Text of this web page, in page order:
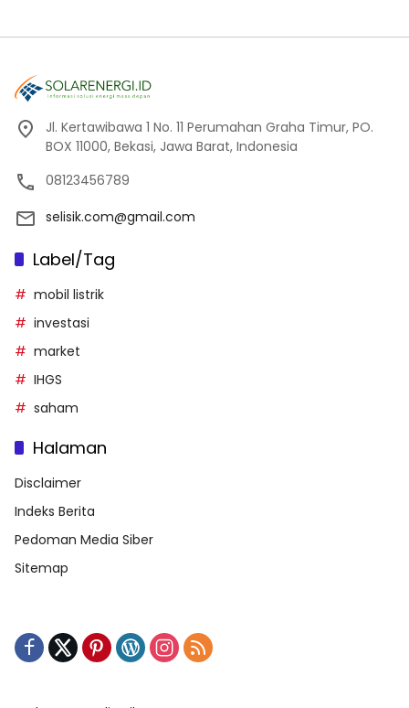
Jl. Kertawibawa 1 No. 11 Perumahan Graha Timur, PO.
BOX 11000, Bekasi, Jawa Barat, Indonesia
08123456789
selisik.com@gmail.com
Label/Tag
mobil listrik
investasi
market
IHGS
saham
Halaman
Disclaimer
Indeks Berita
Pedoman Media Siber
Sitemap